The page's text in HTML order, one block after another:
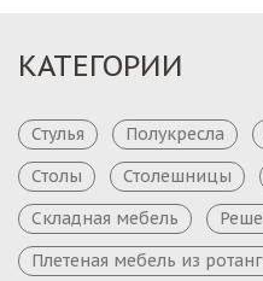
КАТЕГОРИИ
Стулья Полукресла
Столы
Столешницы
Складная мебель
Плетеная мебель из